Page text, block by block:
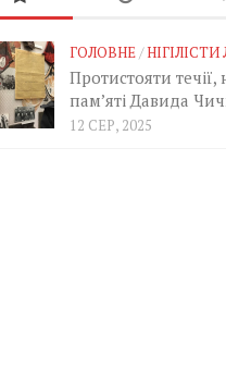
ГОЛОВНЕ/НІГІЛІСТИ
Протистояти
пам’яті Давида
12 СЕР, 2025